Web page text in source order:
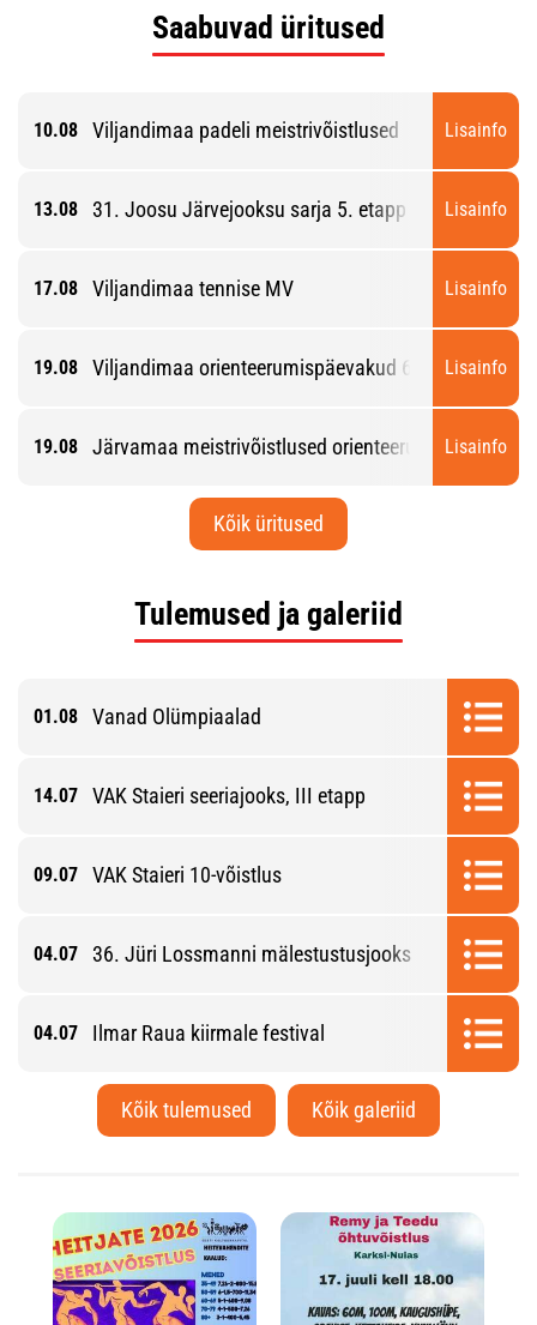
Saabuvad üritused
10.08 Viljandimaa padeli meistrivõistlused Lisainfo
13.08 31. Joosu Järvejooksu sarja 5. etapp Lisainfo
17.08 Viljandimaa tennise MV Lisainfo
19.08 Viljandimaa orienteerumispäevakud 6. etappLisainfo
19.08 Järvamaa meistrivõistlused orienteerumise lühirajal
Lisainfo
Kõik üritused
Tulemused ja galeriid
01.08 Vanad Olümpiaalad
14.07 VAK Staieri seeriajooks, III etapp
09.07 VAK Staieri 10-võistlus
04.07 36. Jüri Lossmanni mälestustusjooks
04.07 Ilmar Raua kiirmale festival
Kõik tulemused Kõik galeriid